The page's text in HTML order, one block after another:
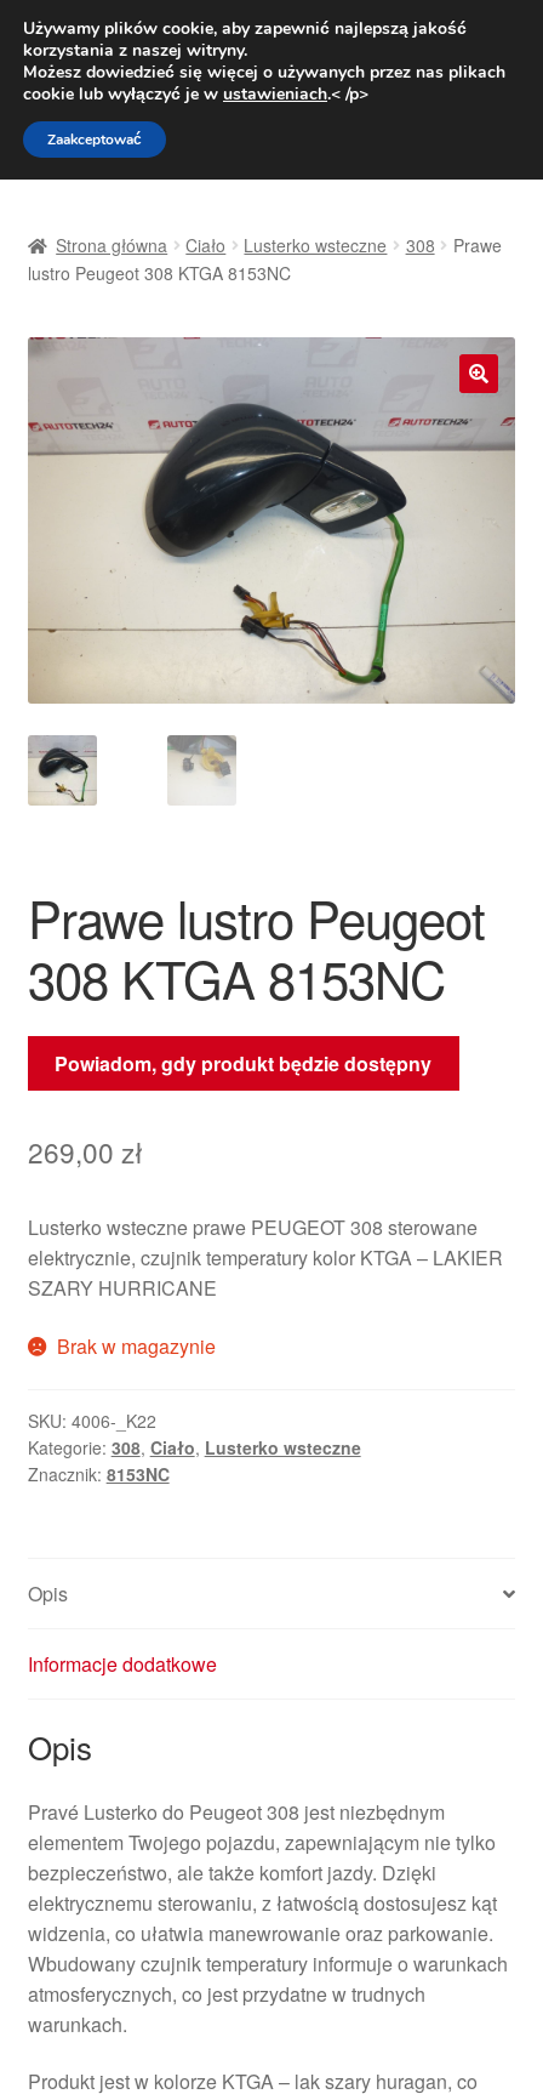
DOSTAWA od 31 zł
Pn.-pt. 9:00-16:00800 003 167
Przejdź
do
nawigacji
Przejdź
do
treści
Dostawa
Moje konto
Polityka prywatności
Skarga
Zamówienia
Zasady i warunki
Strona główna Ciało Lusterko wsteczne 308
Prawe
lustro Peugeot 308 KTGA 8153NC
Prawe lustro Peugeot
308 KTGA 8153NC
Powiadom, gdy produkt będzie dostępny
269,00 zł
Lusterko wsteczne prawe PEUGEOT 308 sterowane
elektrycznie, czujnik temperatury kolor KTGA – LAKIER
SZARY HURRICANE
Brak w magazynie
SKU: 4006-_K22
Kategorie: 308, Ciało, Lusterko wsteczne
Znacznik: 8153NC
Opis
Informacje dodatkowe
Opis
Pravé Lusterko do Peugeot 308 jest niezbędnym
elementem Twojego pojazdu, zapewniającym nie tylko
bezpieczeństwo, ale także komfort jazdy. Dzięki
elektrycznemu sterowaniu, z łatwością dostosujesz kąt
widzenia, co ułatwia manewrowanie oraz parkowanie.
Wbudowany czujnik temperatury informuje o warunkach
atmosferycznych, co jest przydatne w trudnych
warunkach.
Produkt jest w kolorze KTGA – lak szary huragan, co
Używamy plików cookie, aby zapewnić najlepszą jakość
korzystania z naszej witryny.
Możesz dowiedzieć się więcej o używanych przez nas plikach
cookie lub wyłączyć je w ustawieniach.< /p>
Zaakceptować